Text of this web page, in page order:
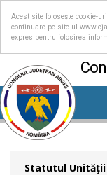
Acest site folosește cookie-
continuare pe site-ul
expres pentru folosirea
Statutul